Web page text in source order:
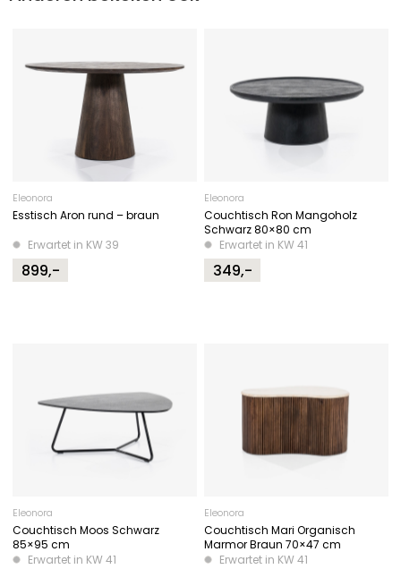
Eleonora
Esstisch Aron rund – braun
Erwartet in KW 39
899,-
Eleonora
Couchtisch Ron Mangoholz
Schwarz 80×80 cm
Erwartet in KW 41
349,-
Eleonora
Couchtisch Moos Schwarz
85×95 cm
Erwartet in KW 41
Eleonora
Couchtisch Mari Organisch
Marmor Braun 70×47 cm
Erwartet in KW 41